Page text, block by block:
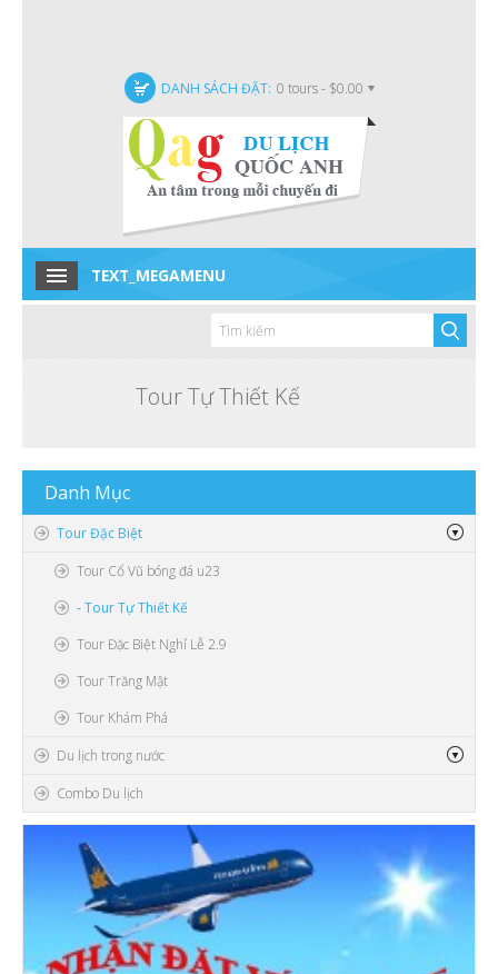
DANH SÁCH ĐẶT: 0 tours - $0.00
TEXT_MEGAMENU
Video
Tour Tự Thiết Kế
Danh Mục
Tour Đặc Biệt
Tour Cổ Vũ bóng đá u23
- Tour Tự Thiết Kế
Tour Đặc Biệt Nghỉ Lễ 2.9
Tour Trăng Mật
Tour Khám Phá
Du lịch trong nước
Combo Du lịch